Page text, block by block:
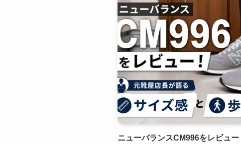
ニューバランスCM996をレビュ